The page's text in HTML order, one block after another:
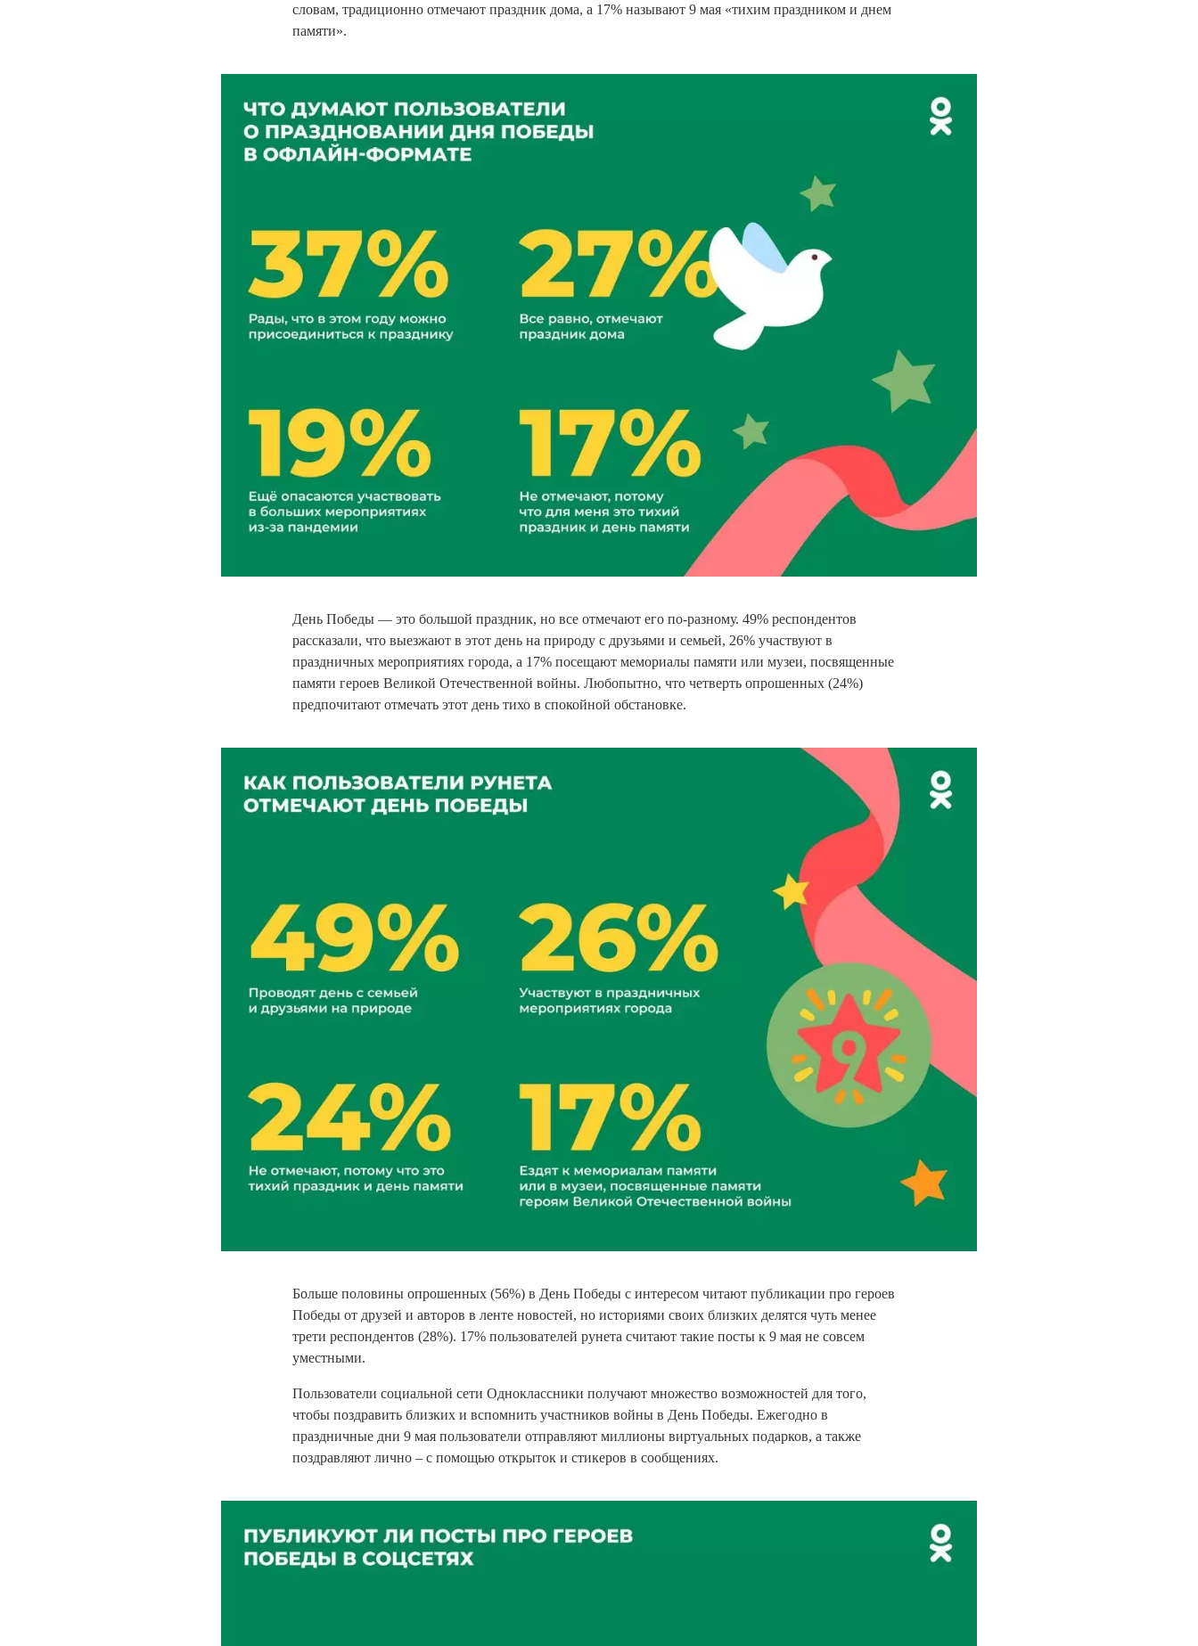
словам, традиционно отмечают праздник дома, а 17% называют 9 мая «тихим праздником и днем
памяти».
День Победы — это большой праздник, но все отмечают его по-разному. 49% респондентов
рассказали, что выезжают в этот день на природу с друзьями и семьей, 26% участвуют в
праздничных мероприятиях города, а 17% посещают мемориалы памяти или музеи, посвященные
памяти героев Великой Отечественной войны. Любопытно, что четверть опрошенных (24%)
предпочитают отмечать этот день тихо в спокойной обстановке.
Больше половины опрошенных (56%) в День Победы с интересом читают публикации про героев
Победы от друзей и авторов в ленте новостей, но историями своих близких делятся чуть менее
трети респондентов (28%). 17% пользователей рунета считают такие посты к 9 мая не совсем
уместными.
Пользователи социальной сети Одноклассники получают множество возможностей для того,
чтобы поздравить близких и вспомнить участников войны в День Победы. Ежегодно в
праздничные дни 9 мая пользователи отправляют миллионы виртуальных подарков, а также
поздравляют лично – с помощью открыток и стикеров в сообщениях.